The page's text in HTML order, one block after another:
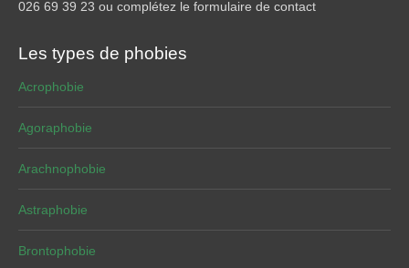
026 69 39 23 ou complétez le formulaire de contact
Les types de phobies
Acrophobie
Agoraphobie
Arachnophobie
Astraphobie
Brontophobie